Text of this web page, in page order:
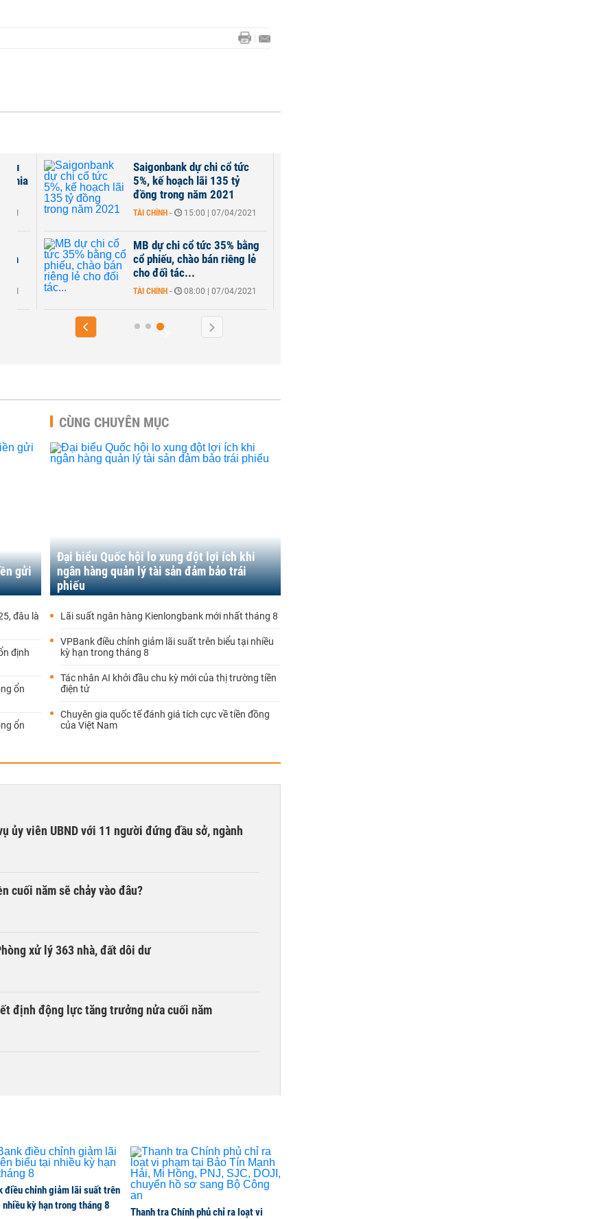
tiêu
chia
tín
Saigonbank dự chi cổ tức
5%, kế hoạch lãi 135 tỷ
đồng trong năm 2021
TÀI CHÍNH - 15:00 | 07/04/2021
MB dự chi cổ tức 35% bằng
cổ phiếu, chào bán riêng lẻ
cho đối tác...
TÀI CHÍNH - 08:00 | 07/04/2021
gửi
đâu là
định
ổn
ổn
CÙNG CHUYÊN MỤC
Đại biểu Quốc hội lo xung đột lợi ích khi
ngân hàng quản lý tài sản đảm bảo trái
phiếu
Lãi suất ngân hàng Kienlongbank mới nhất tháng 8
VPBank điều chỉnh giảm lãi suất trên biểu tại nhiều
kỳ hạn trong tháng 8
Tác nhân AI khởi đầu chu kỳ mới của thị trường tiền
điện tử
Chuyên gia quốc tế đánh giá tích cực về tiền đồng
của Việt Nam
ủy viên UBND với 11 người đứng đầu sở, ngành
cuối năm sẽ chảy vào đâu?
xử lý 363 nhà, đất dôi dư
định động lực tăng trưởng nửa cuối năm
100% lên những đối tác thương mại hàng đầu?
5 sở ngành
điều chỉnh giảm lãi suất trên
kỳ hạn trong tháng 8
Thanh tra Chính phủ chỉ ra loạt vi